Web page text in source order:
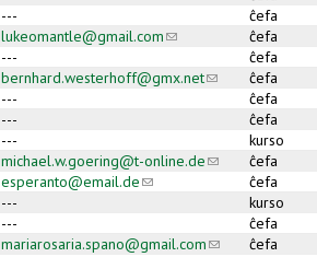
---
ĉefa
lukeomantle@gmail.com(link sends e-mail)
ĉefa
---
ĉefa
bernhard.westerhoff@gmx.net(link sends e-mail)
ĉefa
---
ĉefa
---
ĉefa
---
kurso
michael.w.goering@t-online.de(link sends e-mail)
ĉefa
esperanto@email.de(link sends e-mail)ĉefa
---
kurso
---
ĉefa
mariarosaria.spano@gmail.com(link sends e-mail)
ĉefa